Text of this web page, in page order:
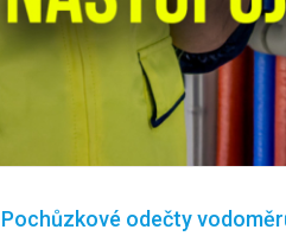
Pochůzkové odečty